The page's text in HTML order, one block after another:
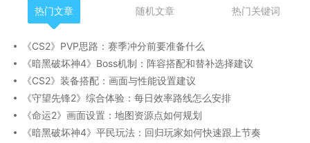
热门文章 随机文章 热门关键词
《CS2》PVP思路：赛季冲分前要准备什么
《暗黑破坏神4》Boss机制：阵容搭配和替补选择建议
《CS2》装备搭配：画面与性能设置建议
《守望先锋2》综合体验：每日效率路线怎么安排
《命运2》画面设置：地图资源点如何规划
《暗黑破坏神4》平民玩法：回归玩家如何快速跟上节奏